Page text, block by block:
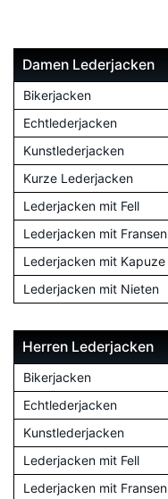
Damen Lederjacken
Bikerjacken
Echtlederjacken
Kunstlederjacken
Kurze Lederjacken
Lederjacken mit Fell
Lederjacken mit Fransen
Lederjacken mit Kapuze
Lederjacken mit Nieten
Herren Lederjacken
Bikerjacken
Echtlederjacken
Kunstlederjacken
Lederjacken mit Fell
Lederjacken mit Fransen